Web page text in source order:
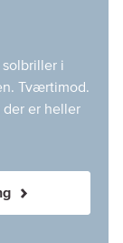
solbriller i
Tværtimod.
der er heller